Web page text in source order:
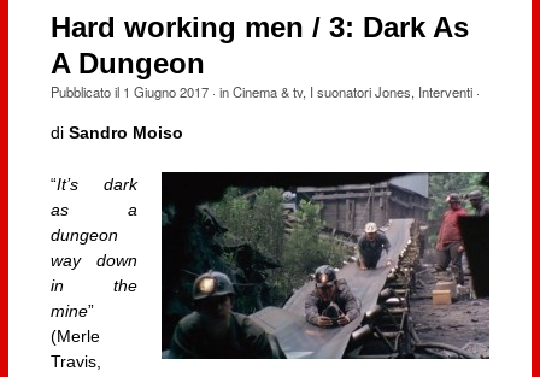
Hard working men / 3: Dark As
A Dungeon
Pubblicato il 1 Giugno 2017· inCinema & tv, I suonatori Jones, Interventi·
di Sandro Moiso
“It’s dark
as a
dungeon
way down
in the
mine”
(Merle
Travis,